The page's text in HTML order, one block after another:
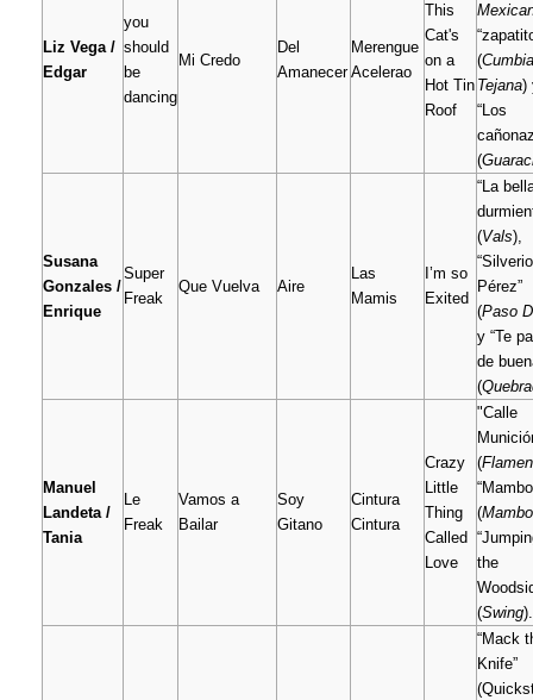
Liz Vega /
Edgar
you
should
be
dancing
Mi Credo
Del
Amanecer
Merengue
Acelerao
This
Cat's
on a
Hot Tin
Roof
(Cumbia
Tejana)
“Los
(
Susana
Gonzales /
Enrique
Super
Freak
Que Vuelva Aire
Las
Mamis
I’m so
Exited
“La
(Vals),
“Silverio
Pérez”
(Paso
y “Te
de
(
Manuel
Landeta /
Tania
Le
Freak
Vamos a
Bailar
Soy
Gitano
Cintura
Cintura
Crazy
Little
Thing
Called
Love
"Calle
(
(Mambo
the
(Swing).
“Mack
Knife”